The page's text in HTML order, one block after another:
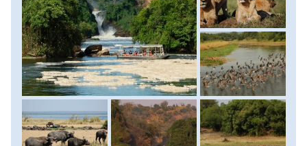
hajónkról, ahol a szomjunkat egy hideg Ugandai sörrel
oltjuk. A csodálatos zuhatagot már messziről a hajóból
megpillantjuk, majd kiszállunk és az út további részét
gyalogosan tesszük meg. Ezen a kb. egy órás sétán több
szögből is rálátunk majd a vízesésre, ami hatalmas erővel
zúdul le egy hét méterre összeszűkült résen, hogy aztán
folytassa tovább az útját Észak-Afrikán keresztül a
Földközi-tengerhez. A kocsi már várni fog ránk a vízesés
tetejénél. Szállásunkra vacsoraidőre térünk vissza. Szállás
bútorozott szafari sátrakban teljes ellátással.